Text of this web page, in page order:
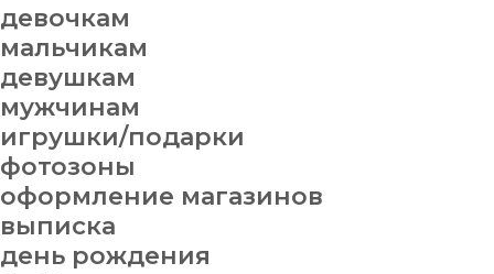
девочкам
мальчикам
девушкам
мужчинам
игрушки/подарки
фотозоны
оформление магазинов
выписка
день рождения